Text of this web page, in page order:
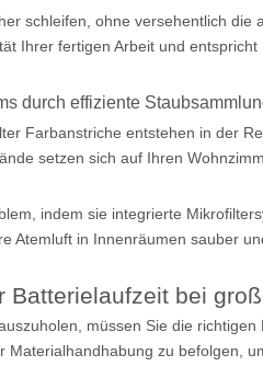
schleifen, ohne versehentlich die
Ihrer fertigen Arbeit und
durch effiziente
Farbanstriche entstehen in der
setzen sich auf Ihren
indem sie integrierte
Atemluft in Innenräumen sauber
bei
müssen Sie die richtigen
zu befolgen,